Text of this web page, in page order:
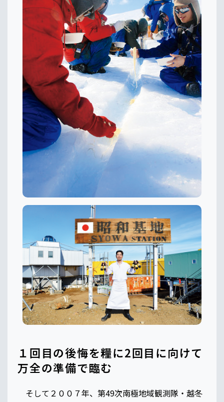
１回目の後悔を糧に2回目に向けて
万全の準備で臨む
そして２００７年、第49次南極地域観測隊・越冬